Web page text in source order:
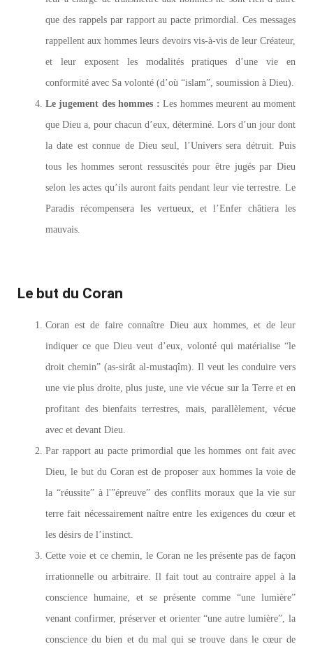
que des rappels par rapport au pacte primordial. Ces messages
rappellent aux hommes leurs devoirs vis-à-vis de leur Créateur,
et leur exposent les modalités pratiques d’une vie en
conformité avec Sa volonté (d’où “islam”, soumission à Dieu).
Le jugement des hommes : Les hommes meurent au moment
que Dieu a, pour chacun d’eux, déterminé. Lors d’un jour dont
la date est connue de Dieu seul, l’Univers sera détruit. Puis
tous les hommes seront ressuscités pour être jugés par Dieu
selon les actes qu’ils auront faits pendant leur vie terrestre. Le
Paradis récompensera les vertueux, et l’Enfer châtiera les
mauvais.
Le but du Coran
Coran est de faire connaître Dieu aux hommes, et de leur
indiquer ce que Dieu veut d’eux, volonté qui matérialise “le
droit chemin” (as-sirât al-mustaqîm). Il veut les conduire vers
une vie plus droite, plus juste, une vie vécue sur la Terre et en
profitant des bienfaits terrestres, mais, parallèlement, vécue
avec et devant Dieu.
Par rapport au pacte primordial que les hommes ont fait avec
Dieu, le but du Coran est de proposer aux hommes la voie de
la “réussite” à l'”épreuve” des conflits moraux que la vie sur
terre fait nécessairement naître entre les exigences du cœur et
les désirs de l’instinct.
Cette voie et ce chemin, le Coran ne les présente pas de façon
irrationnelle ou arbitraire. Il fait tout au contraire appel à la
conscience humaine, et se présente comme “une lumière”
venant confirmer, préserver et orienter “une autre lumière”, la
conscience du bien et du mal qui se trouve dans le cœur de